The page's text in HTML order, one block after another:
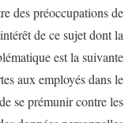
des préoccupations de
de ce sujet dont la
est la suivante :
aux employés dans le
se prémunir contre les